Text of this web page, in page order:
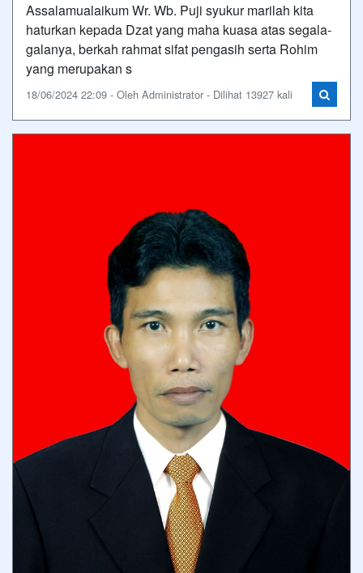
Assalamualaikum Wr. Wb. Puji syukur marilah kita
haturkan kepada Dzat yang maha kuasa atas segala-
galanya, berkah rahmat sifat pengasih serta Rohim
yang merupakan s
18/06/2024 22:09 - Oleh Administrator - Dilihat 13927 kali